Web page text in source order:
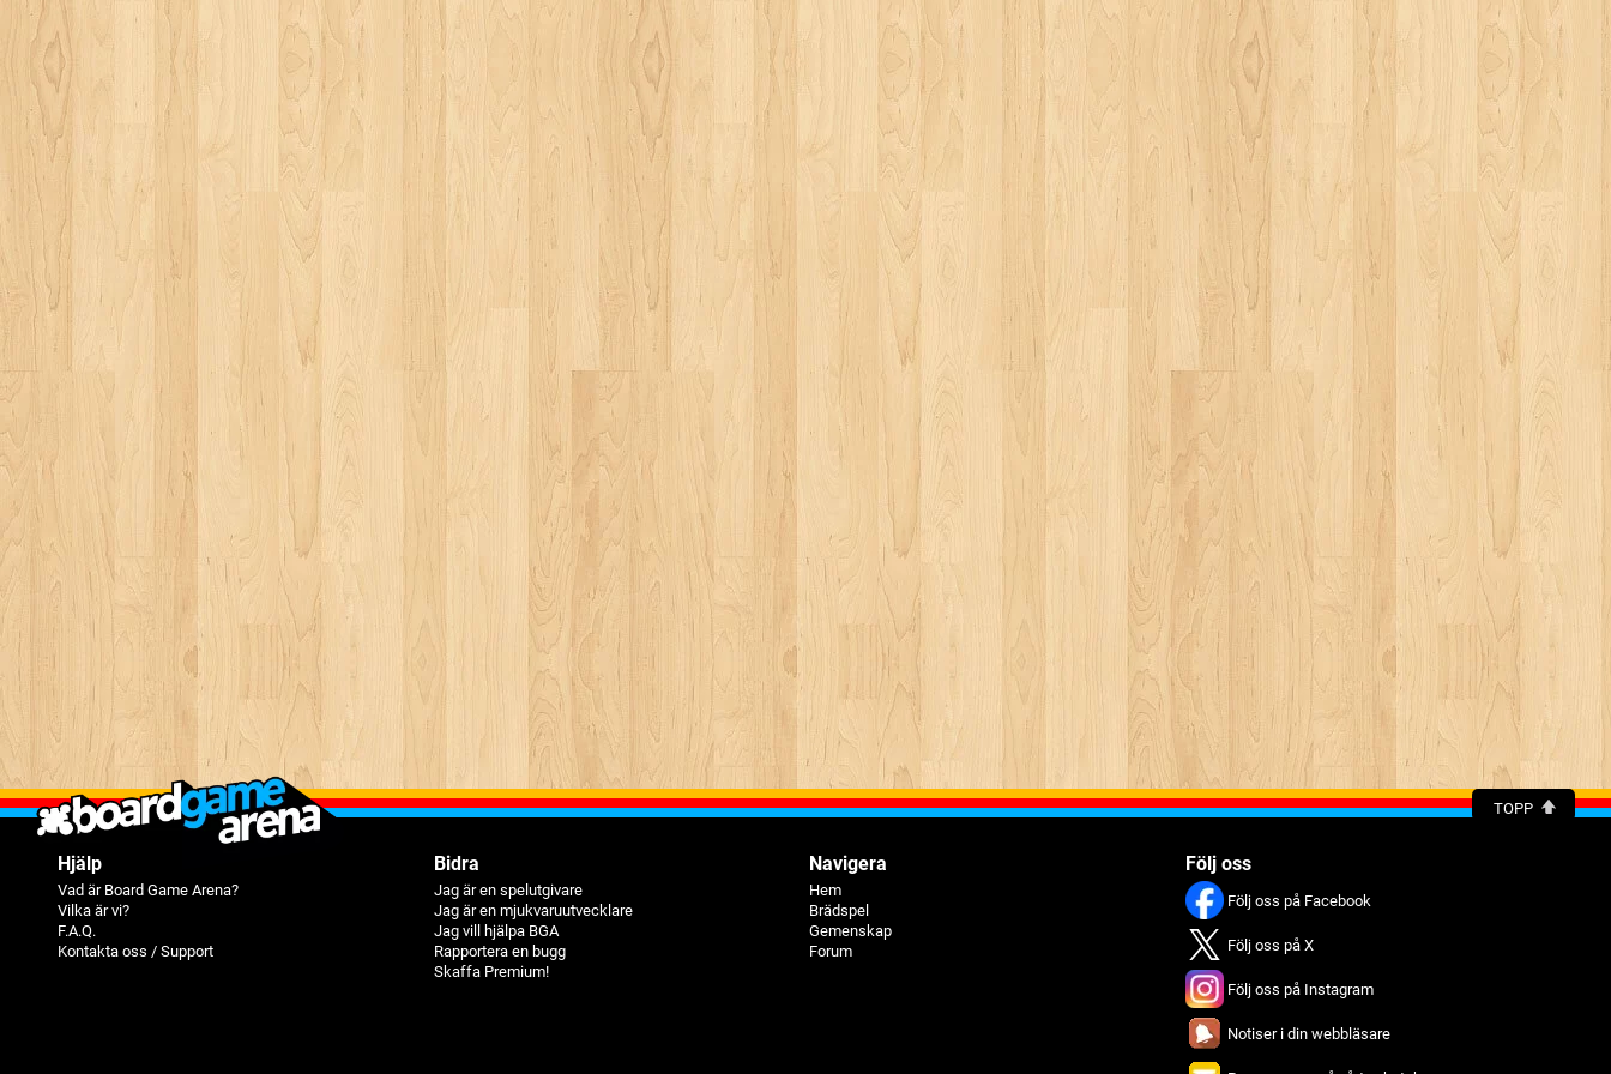
TOPP
Hjälp
Vad är Board Game Arena?
Vilka är vi?
F.A.Q.
Kontakta oss / Support
Bidra
Jag är en spelutgivare
Jag är en mjukvaruutvecklare
Jag vill hjälpa BGA
Rapportera en bugg
Skaffa Premium!
Navigera
Hem
Brädspel
Gemenskap
Forum
Följ oss
Följ oss på Facebook
Följ oss på X
Följ oss på Instagram
Notiser i din webbläsare